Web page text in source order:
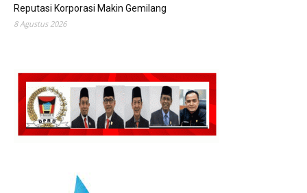
Reputasi Korporasi Makin Gemilang
8 Agustus 2026